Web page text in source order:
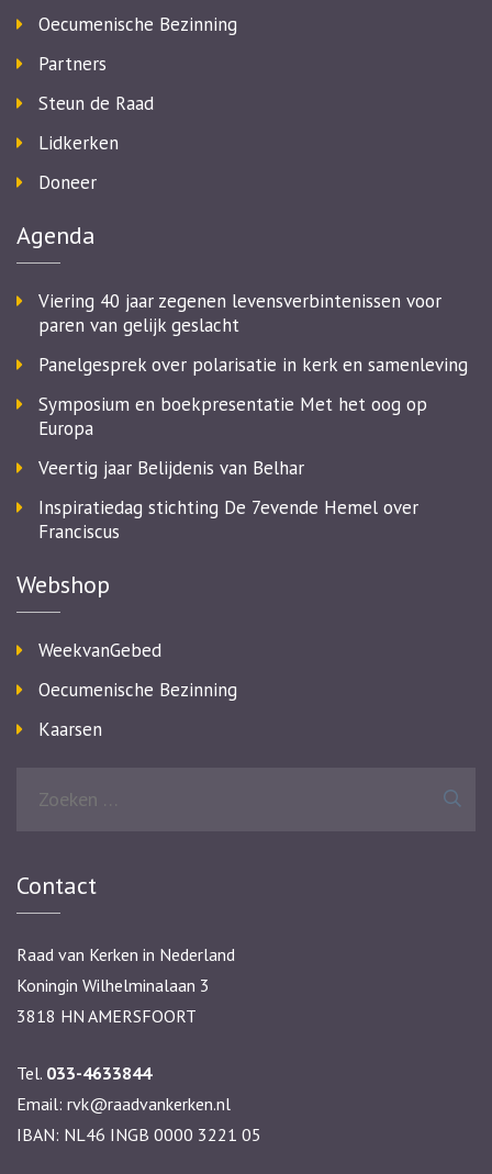
Oecumenische Bezinning
Partners
Steun de Raad
Lidkerken
Doneer
Agenda
Viering 40 jaar zegenen levensverbintenissen voor
paren van gelijk geslacht
Panelgesprek over polarisatie in kerk en samenleving
Symposium en boekpresentatie Met het oog op
Europa
Veertig jaar Belijdenis van Belhar
Inspiratiedag stichting De 7evende Hemel over
Franciscus
Webshop
WeekvanGebed
Oecumenische Bezinning
Kaarsen
Contact
Raad van Kerken in Nederland
Koningin Wilhelminalaan 3
3818 HN AMERSFOORT
Tel. 033-4633844
Email: rvk@raadvankerken.nl
IBAN: NL46 INGB 0000 3221 05